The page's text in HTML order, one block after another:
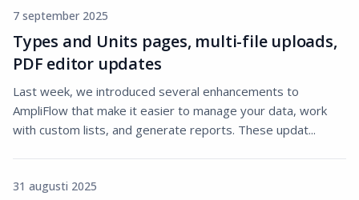
7 september 2025
Types and Units pages, multi-file uploads,
PDF editor updates
Last week, we introduced several enhancements to
AmpliFlow that make it easier to manage your data, work
with custom lists, and generate reports. These updat...
31 augusti 2025